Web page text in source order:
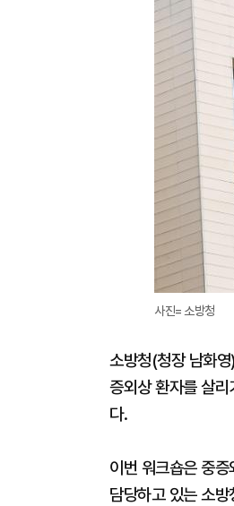
사진= 소방청
소방청(청장 남화
증외상 환자를 살
다.
이번 워크숍은 중
담당하고 있는 소